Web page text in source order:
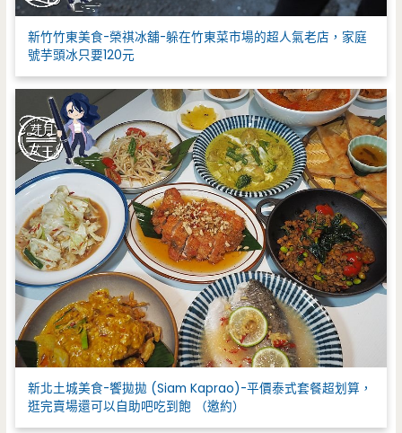
新竹竹東美食-榮祺冰舖-躲在竹東菜市場的超人氣老店，家庭
號芋頭冰只要120元
新北土城美食-饗拋拋 (Siam Kaprao)-平價泰式套餐超划算，
逛完賣場還可以自助吧吃到飽 （邀約）